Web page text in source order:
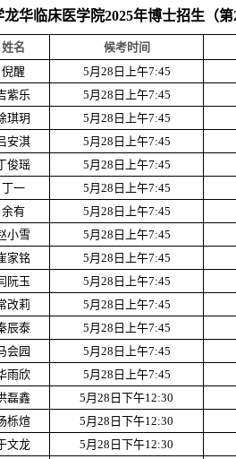
龙华临床医学院2025年博士招生（
姓名 候考时间
倪醒 5月28日上午7:45
紫乐 5月28日上午7:45
琪玥 5月28日上午7:45
安淇 5月28日上午7:45
俊瑶 5月28日上午7:45
丁一 5月28日上午7:45
余有 5月28日上午7:45
小雪 5月28日上午7:45
家铭 5月28日上午7:45
阮玉 5月28日上午7:45
改莉 5月28日上午7:45
辰泰 5月28日上午7:45
会园 5月28日上午7:45
雨欣 5月28日上午7:45
磊鑫 5月28日下午12:30
栎煊 5月28日下午12:30
文龙 5月28日下午12:30